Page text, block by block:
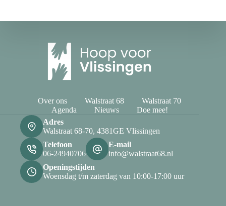
Over ons Walstraat 68
Walstraat 70
Agenda
Nieuws
Doe mee!
Adres
Walstraat 68-70, 4381GE Vlissingen
Telefoon
06-24940706
E-mail
info@walstraat68.nl
Openingstijden
Woensdag t/m zaterdag van 10:00-17:00 uur